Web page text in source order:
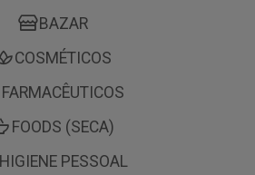
BAZAR
COSMÉTICOS
FARMACÊUTICOS
FOODS (SECA)
HIGIENE PESSOAL